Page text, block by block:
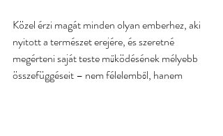
Közel érzi magát minden olyan emberhez, aki
nyitott a természet erejére, és szeretné
megérteni saját teste működésének mélyebb
összefüggéseit – nem félelemből, hanem